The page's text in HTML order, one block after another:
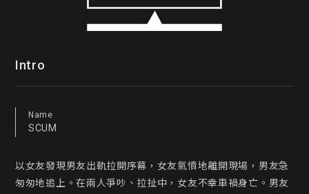
Intro
Name
SCUM
以女友發現男友出軌拉開序幕，女友氣憤地離開現場，男友急
匆匆地追上。在兩人爭吵、拉扯中，女友不幸車禍身亡。男友